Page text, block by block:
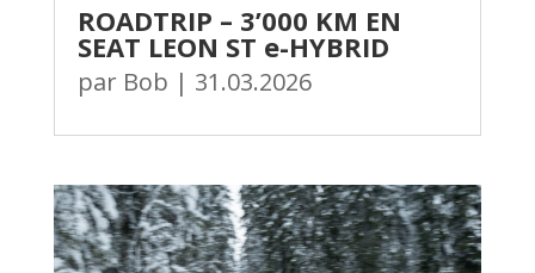
ROADTRIP – 3’000 KM EN
SEAT LEON ST e-HYBRID
par Bob | 31.03.2026